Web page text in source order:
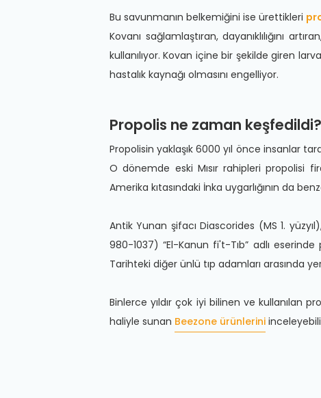
Bu savunmanın belkemiğini ise ürettikleri
Kovanı sağlamlaştıran, dayanıklılığını
kullanılıyor. Kovan içine bir şekilde giren
hastalık kaynağı olmasını engelliyor.
Propolis ne zaman keşfedildi?
Propolisin yaklaşık 6000 yıl önce insanlar
O dönemde eski Mısır rahipleri propolisi
Amerika kıtasındaki İnka uygarlığının da
Antik Yunan şifacı Diascorides (MS 1.
980-1037) “El-Kanun fi't-Tıb” adlı
Tarihteki diğer ünlü tıp adamları arasında
Binlerce yıldır çok iyi bilinen ve kullanılan
haliyle sunan Beezone ürünlerini